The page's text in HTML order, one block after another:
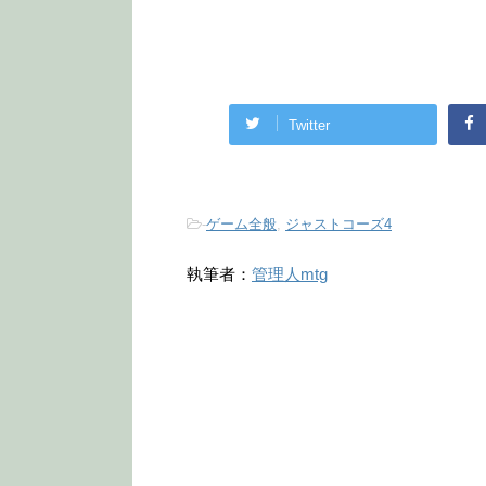
Twitter
-ゲーム全般, ジャストコーズ4
執筆者： 管理人mtg